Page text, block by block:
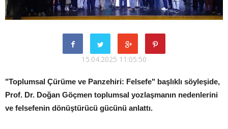
15.04.2025 11:05:50
"Toplumsal Çürüme ve Panzehiri: Felsefe" başlıklı söyleşide,
Prof. Dr. Doğan Göçmen toplumsal yozlaşmanın nedenlerini
ve felsefenin dönüştürücü gücünü anlattı.